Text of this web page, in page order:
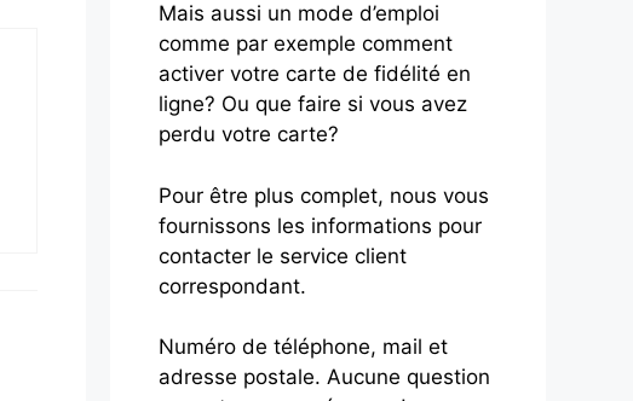
Mais aussi un mode d’emploi
comme par exemple comment
activer votre carte de fidélité en
ligne? Ou que faire si vous avez
perdu votre carte?
Pour être plus complet, nous vous
fournissons les informations pour
contacter le service client
correspondant.
Numéro de téléphone, mail et
adresse postale. Aucune question